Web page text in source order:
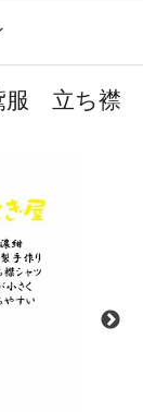
服 立ち襟